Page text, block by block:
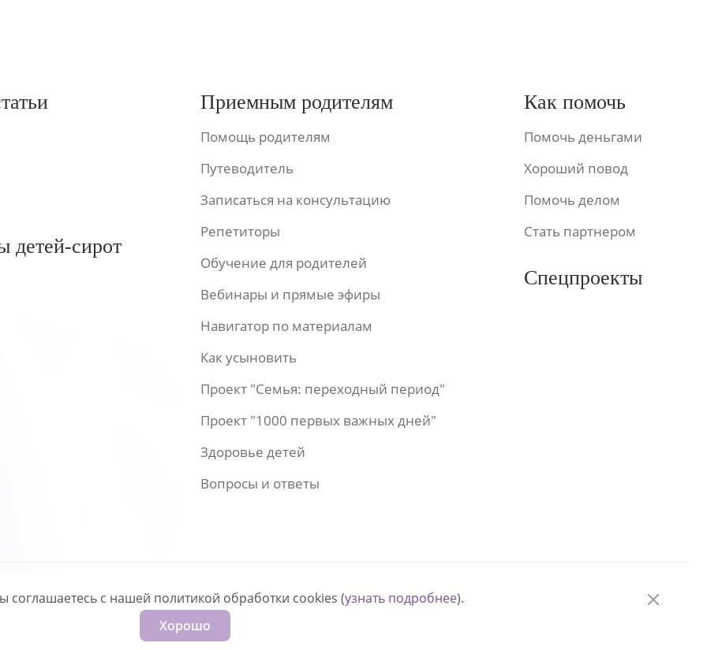
детей-сирот
Приемным родителям
Помощь родителям
Путеводитель
Записаться на консультацию
Репетиторы
Обучение для родителей
Вебинары и прямые эфиры
Навигатор по материалам
Как усыновить
Проект "Семья: переходный период"
Проект "1000 первых важных дней"
Здоровье детей
Вопросы и ответы
Как помочь
Помочь деньгами
Хороший повод
Помочь делом
Стать партнером
Спецпроекты
соглашаетесь с нашей политикой обработки cookies (узнать подробнее).
Хорошо